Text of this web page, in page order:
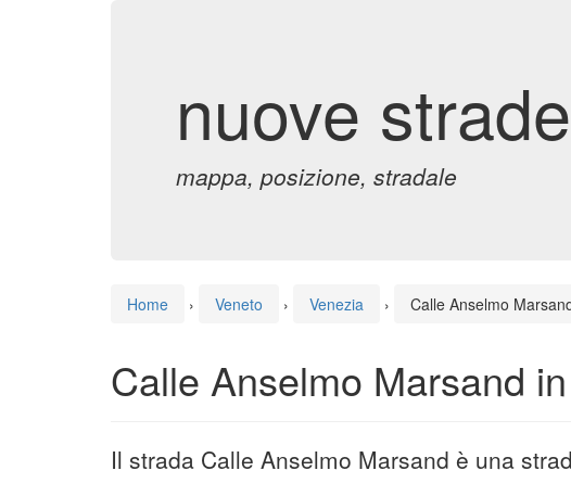
nuove strade
mappa, posizione, stradale
Home › Veneto › Venezia › Calle Anselmo
Calle Anselmo Marsand
Il strada Calle Anselmo Marsand è una